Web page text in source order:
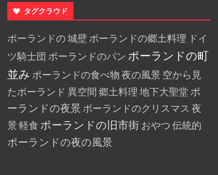
タグクラウド
ポーランドの 城壁 ポーランドの郷土料理 ドイ
ツ騎士団 ポーランドのパン ポーランドの町
並み ポーランドの食べ物 夜の風景 空から見
たポーランド 異空間 郷土料理 地下大聖堂 ポ
ーランドの夜景 ポーランドのクリスマス 夜
景 軽食 ポーランドの旧市街 おやつ 伝統的
ポーランドの夜の風景